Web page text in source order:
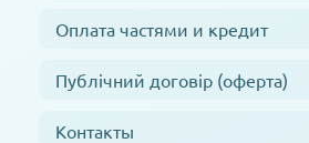
Оплата частями и кредит
Публічний договір (оферта)
Контакты